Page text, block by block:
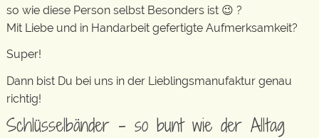
so wie diese Person selbst Besonders ist 😉 ?
Mit Liebe und in Handarbeit gefertigte Aufmerksamkeit?
Super!
Dann bist Du bei uns in der Lieblingsmanufaktur genau
richtig!
Schlüsselbänder – so bunt wie der Alltag